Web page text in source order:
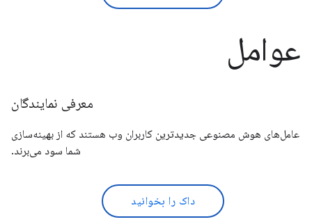
عوامل
معرفی نمایندگان
عامل‌های هوش مصنوعی جدیدترین کاربران وب هستند که از بهینه‌سازی
شما سود می‌برند.
داک را بخوانید